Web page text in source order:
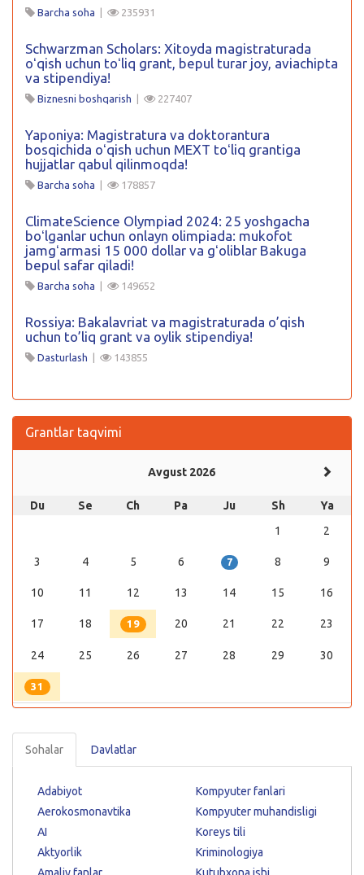
Barcha soha | 235931
Schwarzman Scholars: Xitoyda magistraturada
oʻqish uchun toʻliq grant, bepul turar joy, aviachipta
va stipendiya!
Biznesni boshqarish | 227407
Yaponiya: Magistratura va doktorantura
bosqichida oʻqish uchun MEXT toʻliq grantiga
hujjatlar qabul qilinmoqda!
Barcha soha | 178857
ClimateScience Olympiad 2024: 25 yoshgacha
boʻlganlar uchun onlayn olimpiada: mukofot
jamgʻarmasi 15 000 dollar va gʻoliblar Bakuga
bepul safar qiladi!
Barcha soha | 149652
Rossiya: Bakalavriat va magistraturada o’qish
uchun to’liq grant va oylik stipendiya!
Dasturlash | 143855
Grantlar taqvimi
Avgust 2026
Du Se Ch Pa Ju Sh
Ya
1
2
3 4 5 6 7 8 9
10 11 12 13 14 15 16
17 18 19 20 21 22 23
24 25 26 27 28 29 30
31
Sohalar Davlatlar
Adabiyot
Aerokosmonavtika
AI
Aktyorlik
Amaliy fanlar
Kompyuter fanlari
Kompyuter muhandisligi
Koreys tili
Kriminologiya
Kutubxona ishi